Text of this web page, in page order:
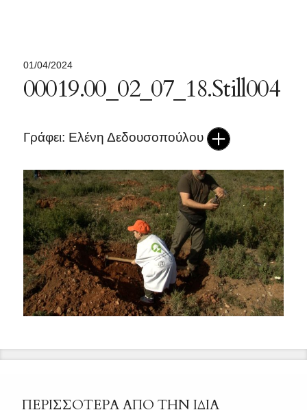
01/04/2024
00019.00_02_07_18.Still004
Γράφει: Ελένη Δεδουσοπούλου
ΠΕΡΙΣΣΟΤΕΡΑ ΑΠΟ ΤΗΝ ΙΔΙΑ